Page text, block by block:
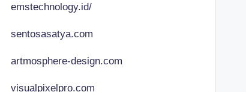
emstechnology.id/
sentosasatya.com
artmosphere-design.com
visualpixelpro.com